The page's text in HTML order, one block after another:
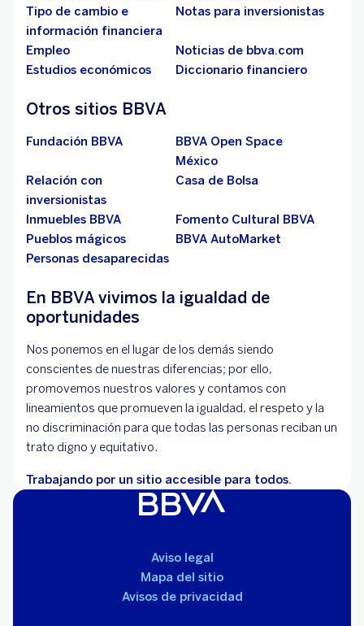
Tipo de cambio e
información financiera
Notas para inversionistas
Empleo
Noticias de bbva.com
Estudios económicos
Diccionario financiero
Otros sitios BBVA
Fundación BBVA
BBVA Open Space
México
Relación con
inversionistas
Casa de Bolsa
Inmuebles BBVA
Fomento Cultural BBVA
Pueblos mágicos
BBVA AutoMarket
Personas desaparecidas
En BBVA vivimos la igualdad de
oportunidades
Nos ponemos en el lugar de los demás siendo
conscientes de nuestras diferencias; por ello,
promovemos nuestros valores y contamos con
lineamientos que promueven la igualdad, el respeto y la
no discriminación para que todas las personas reciban un
trato digno y equitativo.
Trabajando por un sitio accesible para todos.
Aviso legal
Mapa del sitio
Avisos de privacidad